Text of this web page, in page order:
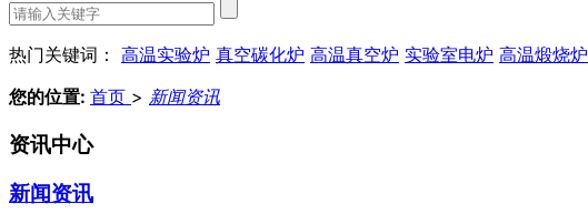
热门关键词： 高温实验炉 真空碳化炉 高温真空炉 实验室电炉 高温煅烧炉
您的位置: 首页 > 新闻资讯
资讯中心
新闻资讯